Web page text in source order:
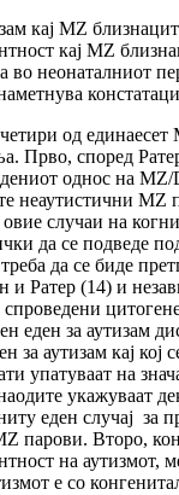
кај MZ
кај MZ
неонаталниот
од
според
однос на
неаутистични MZ
случаи на
да се подведе
да се биде
Ратер (14) и
еден за аутизам
аутизам кај кој
упатуваат на
укажуваат
еден случај за
парови. Второ,
на
е со